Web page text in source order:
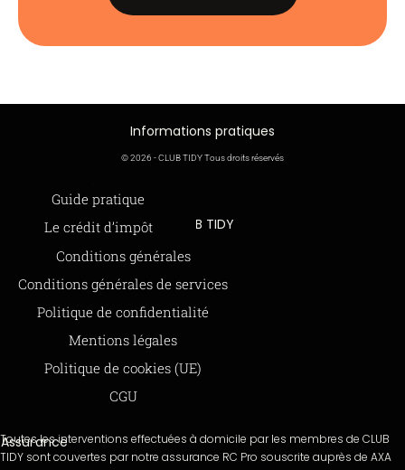
Informations pratiques
Guide pratique
Le crédit d’impôt
Offre de parrainage 50-50
FAQ
BLOG
© 2026 - CLUB TIDY Tous droits réservés
Informations légales
Conditions générales
Conditions générales de services
Politique de confidentialité
Mentions légales
Politique de cookies (UE)
CGU
CLUB TIDY
SAS CLUB TIDY
165 Avenue de Bretagne
979 480 886 RCS LILLE Métropole
SAP / 979480886 Acte 2023-140
Moyens de paiements
Paiements sécurisés via STRIPE
Assurance
Toutes les interventions effectuées à domicile par les membres de CLUB
TIDY sont couvertes par notre assurance RC Pro souscrite auprès de AXA